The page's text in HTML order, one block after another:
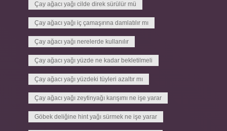
Çay ağacı yağı cilde direk sürülür mü
Çay ağacı yağı iç çamaşırına damlatılır mı
Çay ağacı yağı nerelerde kullanılır
Çay ağacı yağı yüzde ne kadar bekletilmeli
Çay ağacı yağı yüzdeki tüyleri azaltır mı
Çay ağacı yağı zeytinyağı karışımı ne işe yarar
Göbek deliğine hint yağı sürmek ne işe yarar